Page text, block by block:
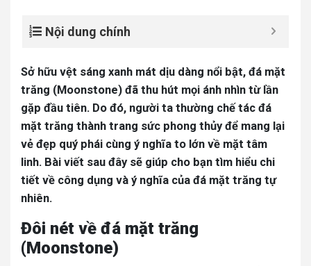
Nội dung chính
Sở hữu vệt sáng xanh mát dịu dàng nổi bật, đá mặt
trăng (Moonstone) đã thu hút mọi ánh nhìn từ lần
gặp đầu tiên. Do đó, người ta thường chế tác đá
mặt trăng thành trang sức phong thủy để mang lại
vẻ đẹp quý phái cùng ý nghĩa to lớn về mặt tâm
linh. Bài viết sau đây sẽ giúp cho bạn tìm hiểu chi
tiết về công dụng và ý nghĩa của đá mặt trăng tự
nhiên.
Đôi nét về đá mặt trăng
(Moonstone)